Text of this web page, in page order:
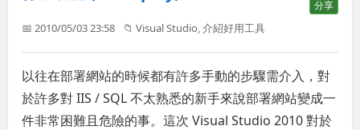
分享
📅 2010/05/03 23:58 📁Visual Studio,介紹好用工具
以往在部署網站的時候都有許多手動的步驟需介入，對
於許多對 IIS / SQL 不太熟悉的新手來說部署網站變成一
件非常困難且危險的事。這次 Visual Studio 2010 對於